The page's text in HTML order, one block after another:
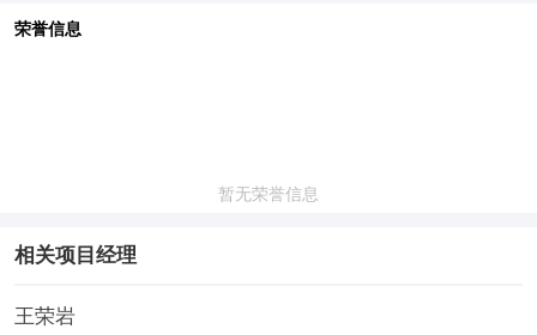
荣誉信息
暂无荣誉信息
相关项目经理
王荣岩